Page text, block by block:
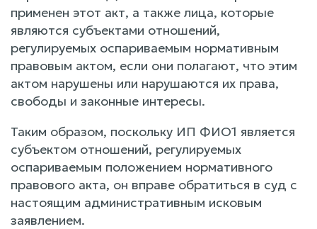
применен этот акт, а также лица, которые
являются субъектами отношений,
регулируемых оспариваемым нормативным
правовым актом, если они полагают, что этим
актом нарушены или нарушаются их права,
свободы и законные интересы.
Таким образом, поскольку ИП ФИО1 является
субъектом отношений, регулируемых
оспариваемым положением нормативного
правового акта, он вправе обратиться в суд с
настоящим административным исковым
заявлением.